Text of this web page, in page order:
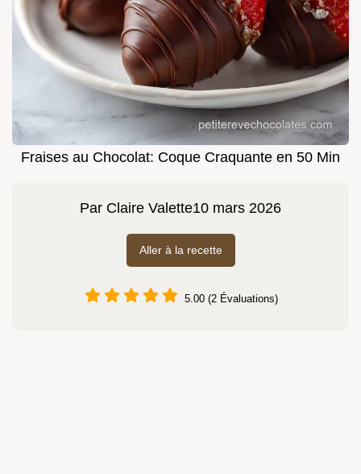
Fraises au Chocolat: Coque Craquante en 50 Min
Par Claire Valette10 mars 2026
Aller à la recette
5.00 (2 Évaluations)